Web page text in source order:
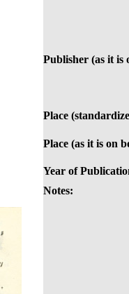
Publisher (as it is
Place
Place (as it is on
Year of
Notes: